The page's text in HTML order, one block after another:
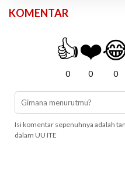
KOMENTAR
👍
0
❤️
0 0
Isi komentar sepenuhnya adalah
dalam UU ITE